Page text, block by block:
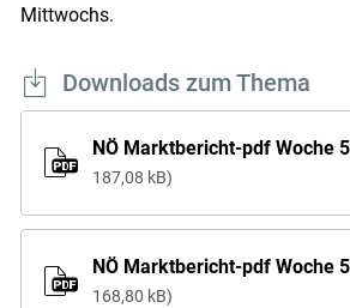
Mittwochs.
Downloads zum Thema
NÖ Marktbericht-pdf Woche
187,08 kB
NÖ Marktbericht-pdf Woche
168,80 kB